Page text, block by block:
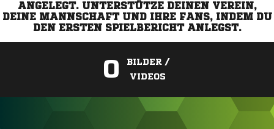
ANGELEGT. UNTERSTÜTZE DEINEN VEREIN,
DEINE MANNSCHAFT UND IHRE FANS, INDEM DU
DEN ERSTEN SPIELBERICHT ANLEGST.
0
BILDER /
VIDEOS